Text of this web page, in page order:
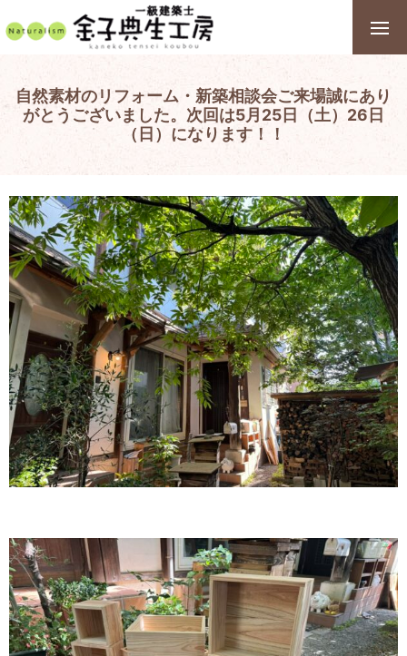
自然素材のリフォーム・新築相談会ご来場誠にあり
がとうございました。次回は5月25日（土）26日
（日）になります！！